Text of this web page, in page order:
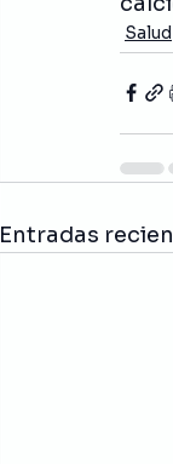
Salud
Entradas